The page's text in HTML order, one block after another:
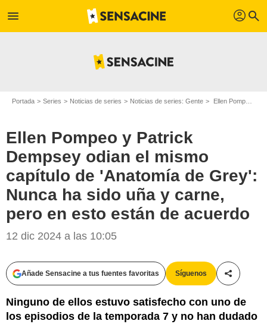
menu profil search
Portada Series Noticias de series Noticias de series: Gente Ellen Pompeo y Patrick Dempsey odian el mismo capítulo de 'Anatomía de Grey': Nunca ha sido uña y carne, pero en esto están de acuerdo
Ellen Pompeo y Patrick
Dempsey odian el mismo
capítulo de 'Anatomía de Grey':
Nunca ha sido uña y carne,
pero en esto están de acuerdo
12 dic 2024 a las 10:05
Añade Sensacine a tus fuentes favoritas Síguenos
Ninguno de ellos estuvo satisfecho con uno de
los episodios de la temporada 7 y no han dudado